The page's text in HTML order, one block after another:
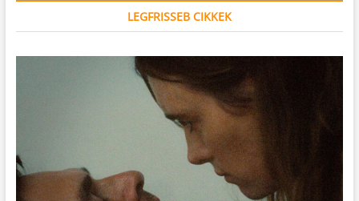
LEGFRISSEB CIKKEK